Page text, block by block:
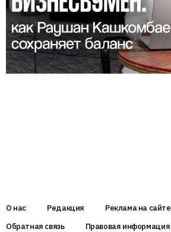
О нас Редакция
Реклама на сайте
Обратная связь
Правовая информация